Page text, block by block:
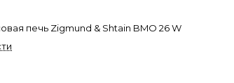
печь Zigmund & Shtain BMO 26 W